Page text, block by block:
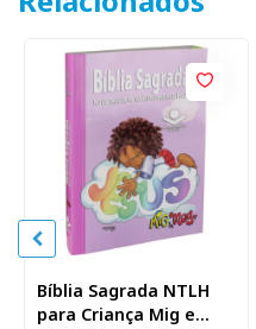
Bíblia Sagrada NTLH
para Criança Mig e